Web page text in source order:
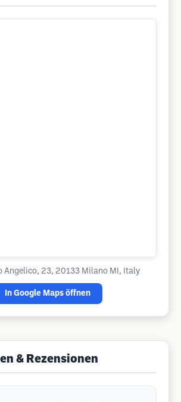
Angelico, 23, 20133 Milano MI, Italy
In Google Maps öffnen
& Rezensionen